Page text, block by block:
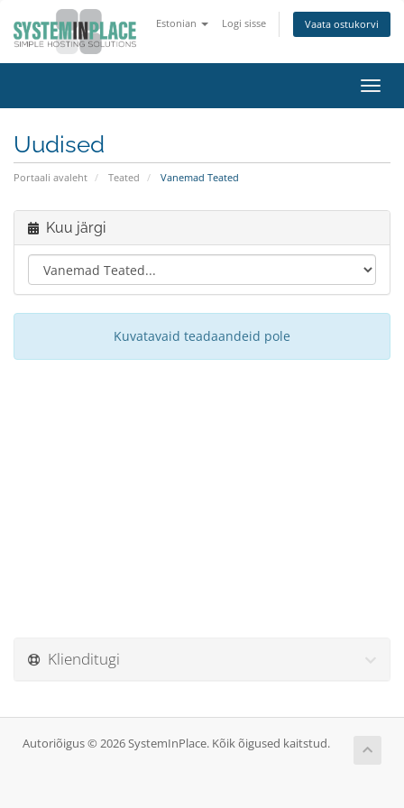
Estonian Logi sisse Vaata ostukorvi
Uudised
Portaali avaleht Teated Vanemad Teated
Kuu järgi
Kuvatavaid teadaandeid pole
Klienditugi
Autoriõigus © 2026 SystemInPlace. Kõik õigused kaitstud.